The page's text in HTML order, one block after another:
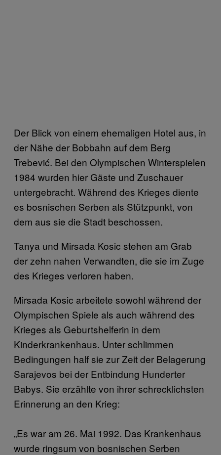
Der Blick von einem ehemaligen Hotel aus, in
der Nähe der Bobbahn auf dem Berg
Trebević. Bei den Olympischen Winterspielen
1984 wurden hier Gäste und Zuschauer
untergebracht. Während des Krieges diente
es bosnischen Serben als Stützpunkt, von
dem aus sie die Stadt beschossen.
Tanya und Mirsada Kosic stehen am Grab
der zehn nahen Verwandten, die sie im Zuge
des Krieges verloren haben.
Mirsada Kosic arbeitete sowohl während der
Olympischen Spiele als auch während des
Krieges als Geburtshelferin in dem
Kinderkrankenhaus. Unter schlimmen
Bedingungen half sie zur Zeit der Belagerung
Sarajevos bei der Entbindung Hunderter
Babys. Sie erzählte von ihrer schrecklichsten
Erinnerung an den Krieg:
„Es war am 26. Mai 1992. Das Krankenhaus
wurde ringsum von bosnischen Serben